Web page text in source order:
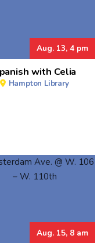
Aug. 13, 4 pm
with Celia
Hampton Library
Aug. 15, 8 am